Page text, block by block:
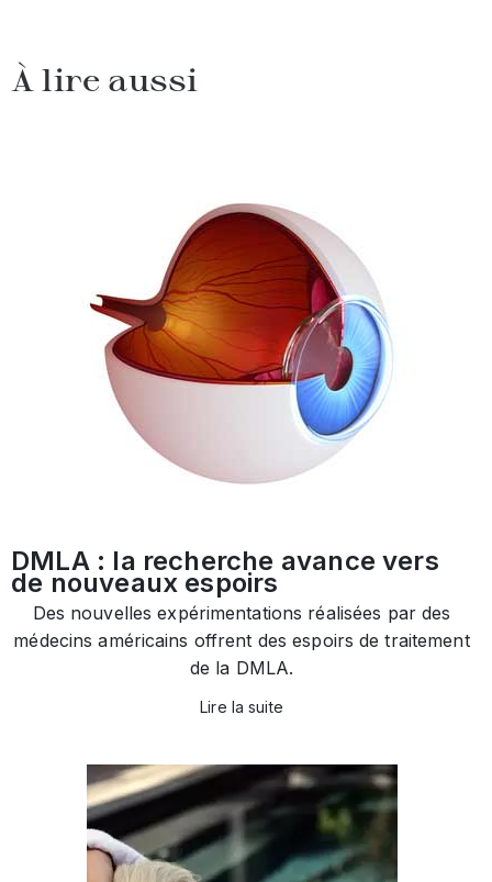
À lire aussi
DMLA : la recherche avance vers
de nouveaux espoirs
Des nouvelles expérimentations réalisées par des
médecins américains offrent des espoirs de traitement
de la DMLA.
Lire la suite